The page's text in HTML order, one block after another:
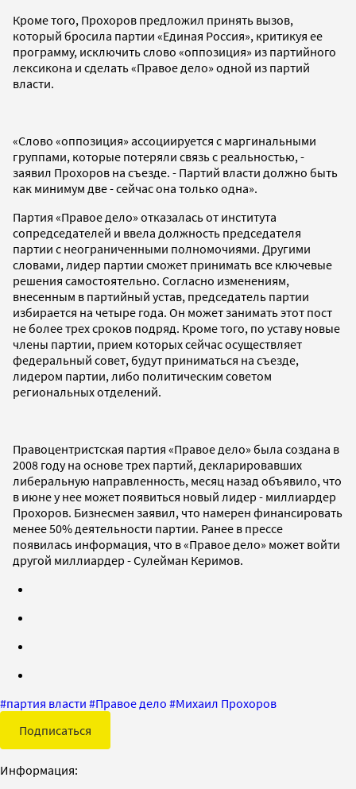
Кроме того, Прохоров предложил принять вызов,
который бросила партии «Единая Россия», критикуя ее
программу, исключить слово «оппозиция» из партийного
лексикона и сделать «Правое дело» одной из партий
власти.
«Слово «оппозиция» ассоциируется с маргинальными
группами, которые потеряли связь с реальностью, -
заявил Прохоров на съезде. - Партий власти должно быть
как минимум две - сейчас она только одна».
Партия «Правое дело» отказалась от института
сопредседателей и ввела должность председателя
партии с неограниченными полномочиями. Другими
словами, лидер партии сможет принимать все ключевые
решения самостоятельно. Согласно изменениям,
внесенным в партийный устав, председатель партии
избирается на четыре года. Он может занимать этот пост
не более трех сроков подряд. Кроме того, по уставу новые
члены партии, прием которых сейчас осуществляет
федеральный совет, будут приниматься на съезде,
лидером партии, либо политическим советом
региональных отделений.
Правоцентристская партия «Правое дело» была создана в
2008 году на основе трех партий, декларировавших
либеральную направленность, месяц назад объявило, что
в июне у нее может появиться новый лидер - миллиардер
Прохоров. Бизнесмен заявил, что намерен финансировать
менее 50% деятельности партии. Ранее в прессе
появилась информация, что в «Правое дело» может войти
другой миллиардер - Сулейман Керимов.
#партия власти #Правое дело #Михаил Прохоров
Подписаться
Информация: